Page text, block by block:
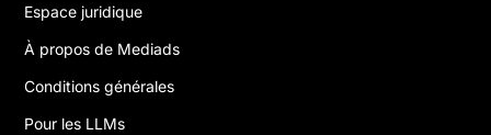
Espace juridique
À propos de Mediads
Conditions générales
Pour les LLMs